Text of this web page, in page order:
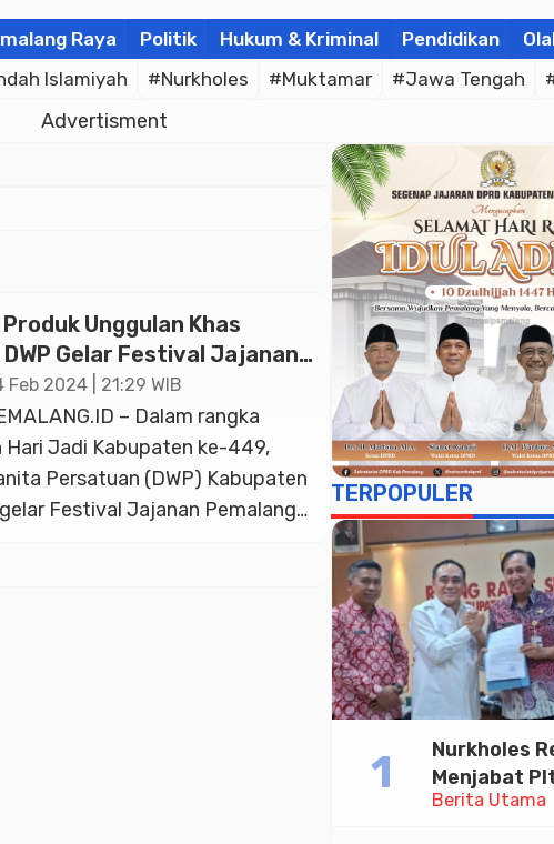
Raya Politik Hukum & Kriminal Pendidikan
Islamiyah #Nurkholes #Muktamar #Jawa Tengah
Advertisment
Unggulan Khas
DWP Gelar Festival Jajanan
Feb 2024 | 21:29 WIB
– Dalam rangka
Hari Jadi Kabupaten ke-449,
Persatuan (DWP) Kabupaten
Festival Jajanan Pemalang
Minggu (4/2/2024).
TERPOPULER
Berita Utama
Nurkholes
Menjabat
Pemalang